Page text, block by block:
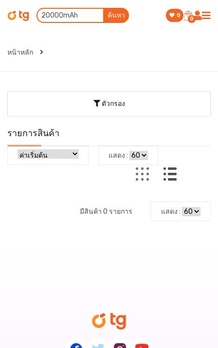
ค้นหา 0
0
หน้าหลัก
ตัวกรอง
รายการสินค้า
แสดง :
มีสินค้า 0 รายการ แสดง :